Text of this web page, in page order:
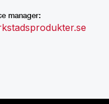
manager: